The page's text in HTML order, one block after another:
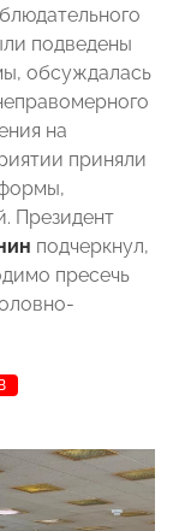
подведены
обсуждалась
на
приняли
Президент
подчеркнул,
пресечь